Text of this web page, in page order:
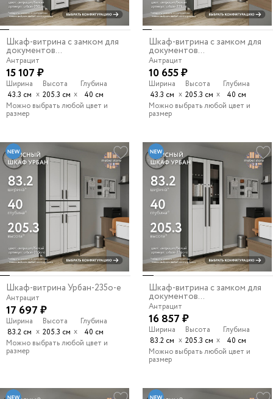
Шкаф-витрина с замком для
документов...
Антрацит
15 107 ₽
Ширина
43.3 см х
Высота
205.3 см х
Глубина
40 см
Можно выбрать любой цвет и
размер
Шкаф-витрина с замком для
документов...
Антрацит
10 655 ₽
Ширина
43.3 см х
Высота
205.3 см х
Глубина
40 см
Можно выбрать любой цвет и
размер
Шкаф-витрина Урбан-235o-e
Антрацит
17 697 ₽
Ширина
83.2 см х
Высота
205.3 см х
Глубина
40 см
Можно выбрать любой цвет и
размер
Шкаф-витрина с замком для
документов...
Антрацит
16 857 ₽
Ширина
83.2 см х
Высота
205.3 см х
Глубина
40 см
Можно выбрать любой цвет и
размер